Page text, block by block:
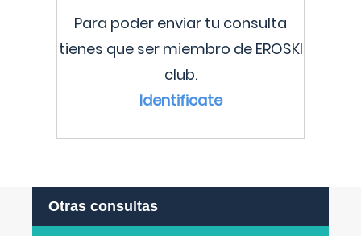
Para poder enviar tu consulta
tienes que ser miembro de EROSKI
club.
Identificate
Otras consultas